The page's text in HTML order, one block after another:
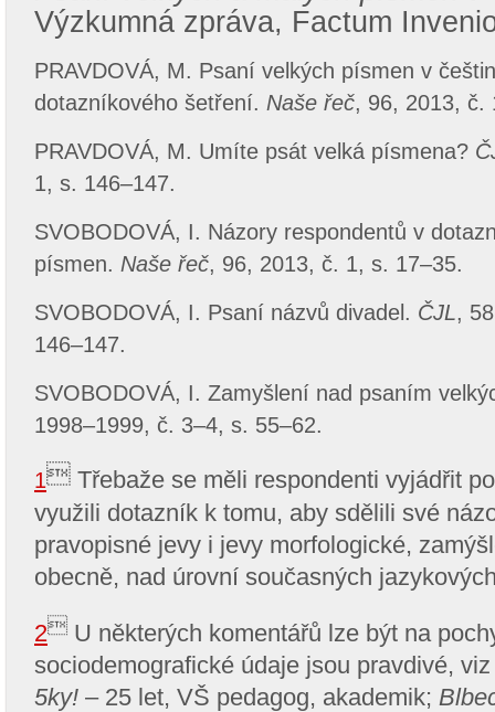
Výzkumná zpráva, Factum
PRAVDOVÁ, M. Psaní velkých písmen v
dotazníkového šetření. Naše řeč, 96, 2013, č.
PRAVDOVÁ, M. Umíte psát velká písmena?
1, s. 146–147.
SVOBODOVÁ, I. Názory respondentů v
písmen. Naše řeč, 96, 2013, č. 1, s. 17–35.
SVOBODOVÁ, I. Psaní názvů divadel. ČJL,
146–147.
SVOBODOVÁ, I. Zamyšlení nad psaním
1998–1999, č. 3–4, s. 55–62.
1 Třebaže se měli respondenti vyjádřit
využili dotazník k tomu, aby sdělili své
pravopisné jevy i jevy morfologické,
obecně, nad úrovní současných
2 U některých komentářů lze být na
sociodemografické údaje jsou pravdivé,
5ky! – 25 let, VŠ pedagog, akademik;